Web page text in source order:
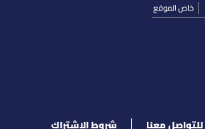
خاص الموقع
للتواصل معنا شروط الإشتراك